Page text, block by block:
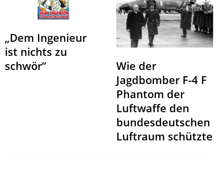
„Dem Ingenieur
ist nichts zu
schwör“
Wie der
Jagdbomber F-4 F
Phantom der
Luftwaffe den
bundesdeutschen
Luftraum schützte